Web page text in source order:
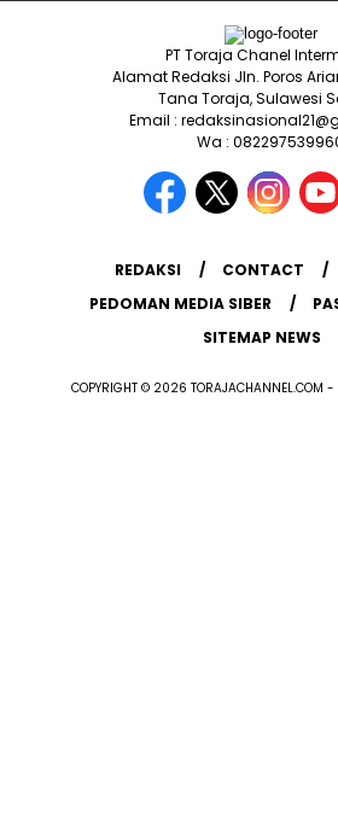
PT Toraja Chanel
Alamat Redaksi Jln. Poros
Tana Toraja, Sulawesi
Email :
Wa :
REDAKSI CONTACT
PEDOMAN MEDIA SIBER
SITEMAP NEWS
COPYRIGHT © 2026 TORAJACHANNEL.COM -